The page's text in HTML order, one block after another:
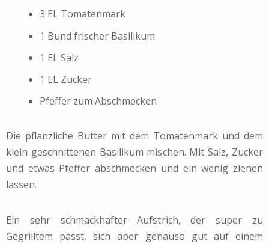
3 EL Tomatenmark
1 Bund frischer Basilikum
1 EL Salz
1 EL Zucker
Pfeffer zum Abschmecken
Die pflanzliche Butter mit dem Tomatenmark und dem
klein geschnittenen Basilikum mischen. Mit Salz, Zucker
und etwas Pfeffer abschmecken und ein wenig ziehen
lassen.
Ein sehr schmackhafter Aufstrich, der super zu
Gegrilltem passt, sich aber genauso gut auf einem